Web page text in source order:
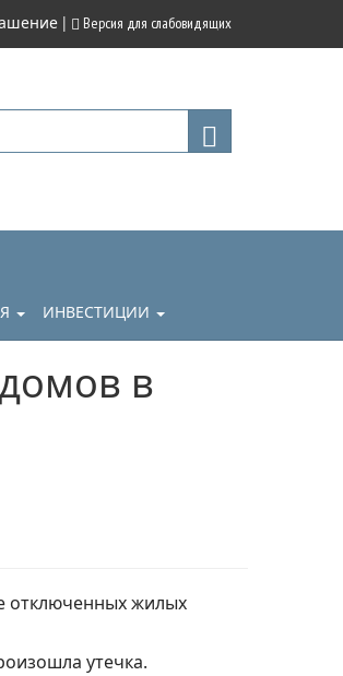
| Версия для слабовидящих
ИНВЕСТИЦИИ
в
отключенных жилых
утечка.